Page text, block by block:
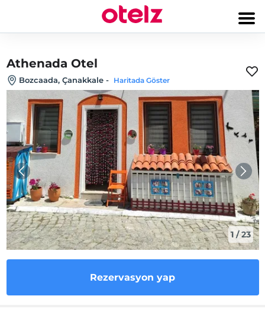
Athenada Otel
Bozcaada, Çanakkale - Haritada Göster
1 /23
Rezervasyon yap